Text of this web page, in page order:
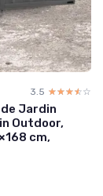
3.5 ☆☆☆☆☆
★★★★★
Jardin
Outdoor,
cm,